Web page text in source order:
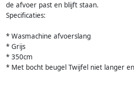
de afvoer past en blijft staan.
Specificaties:
* Wasmachine afvoerslang
* Grijs
* 350cm
* Met bocht beugel Twijfel niet langer